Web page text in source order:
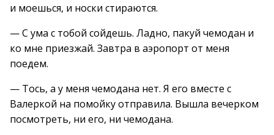
и моешься, и носки стираются.
— С ума с тобой сойдешь. Ладно, пакуй чемодан и
ко мне приезжай. Завтра в аэропорт от меня
поедем.
— Тось, а у меня чемодана нет. Я его вместе с
Валеркой на помойку отправила. Вышла вечерком
посмотреть, ни его, ни чемодана.